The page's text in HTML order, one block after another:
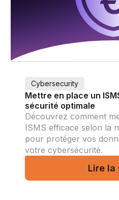
Cybersecurity
Mettre en place un
sécurité optimale
Découvrez comment
ISMS efficace selon la
pour protéger vos
votre cybersécurité.
Lire la